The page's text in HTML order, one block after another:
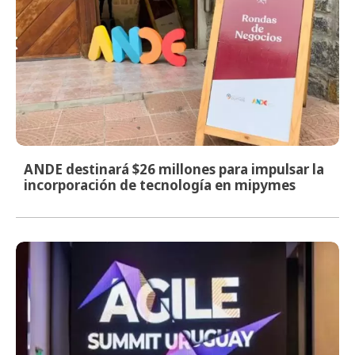
ANDE destinará $26 millones para impulsar la
incorporación de tecnología en mipymes